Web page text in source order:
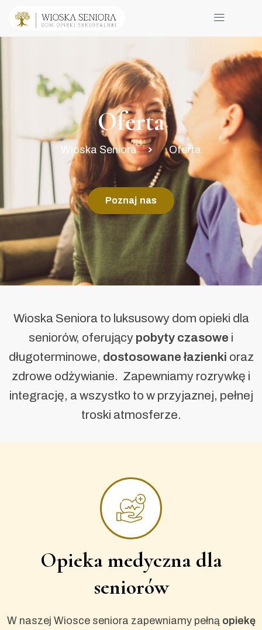
Oferta
Wioska Seniora Oferta
Poznaj nas
Wioska Seniora to luksusowy dom opieki dla
seniorów, oferujący pobyty czasowe i
długoterminowe, dostosowane łazienki oraz
zdrowe odżywianie. Zapewniamy rozrywkę i
integrację, a wszystko to w przyjaznej, pełnej
troski atmosferze.
Opieka medyczna dla
seniorów
W naszej Wiosce seniora zapewniamy pełną opiekę